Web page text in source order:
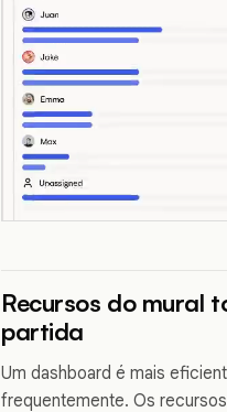
Recursos do mural
partida
Um dashboard é mais
frequentemente. Os